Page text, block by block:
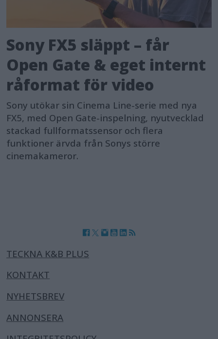
Sony FX5 släppt – får
Open Gate & eget internt
råformat för video
Sony utökar sin Cinema Line-serie med nya
FX5, med Open Gate-inspelning, nyutvecklad
stackad fullformatssensor och flera
funktioner ärvda från Sonys större
cinemakameror.
TECKNA K&B PLUS
KONTAKT
NYHETSBREV
ANNONSERA